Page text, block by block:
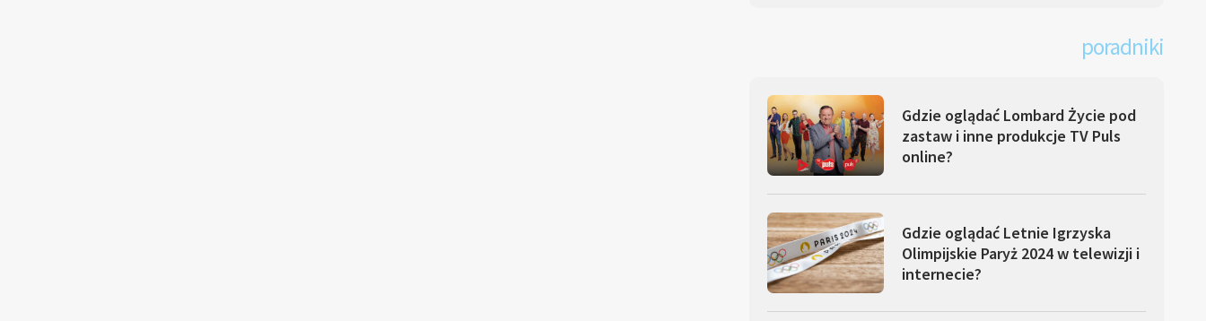
poradniki
Gdzie oglądać Lombard Życie pod
zastaw i inne produkcje TV Puls
online?
Gdzie oglądać Letnie Igrzyska
Olimpijskie Paryż 2024 w telewizji i
internecie?